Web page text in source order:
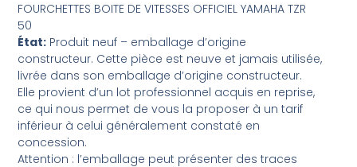
FOURCHETTES BOITE DE VITESSES OFFICIEL YAMAHA TZR
50
État: Produit neuf – emballage d’origine
constructeur. Cette pièce est neuve et jamais utilisée,
livrée dans son emballage d’origine constructeur.
Elle provient d’un lot professionnel acquis en reprise,
ce qui nous permet de vous la proposer à un tarif
inférieur à celui généralement constaté en
concession.
Attention : l’emballage peut présenter des traces